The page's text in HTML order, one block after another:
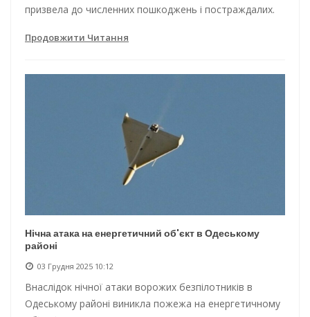
призвела до численних пошкоджень і постраждалих.
Продовжити Читання
Нічна атака на енергетичний об'єкт в Одеському
районі
03 Грудня 2025 10:12
Внаслідок нічної атаки ворожих безпілотників в
Одеському районі виникла пожежа на енергетичному